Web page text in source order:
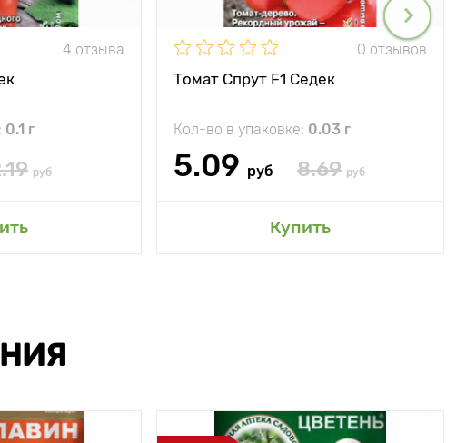
4 отзыва
0.1 г
руб
0 отзывов
Томат Спрут F1 Седек
Кол-во в упаковке: 0.03 г
5.09 руб 8.69 руб
Купить